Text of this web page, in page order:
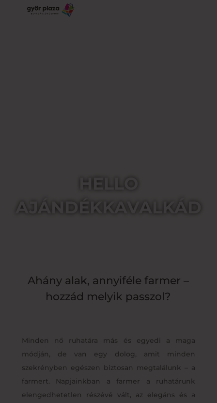
HELLO
AJÁNDÉKKAVALKÁD
Ahány alak, annyiféle farmer –
hozzád melyik passzol?
Minden nő ruhatára más és egyedi a maga
módján, de van egy dolog, amit minden
szekrényben egészen biztosan megtalálunk – a
farmert. Napjainkban a farmer a ruhatárunk
elengedhetetlen részévé vált, az elegáns és a